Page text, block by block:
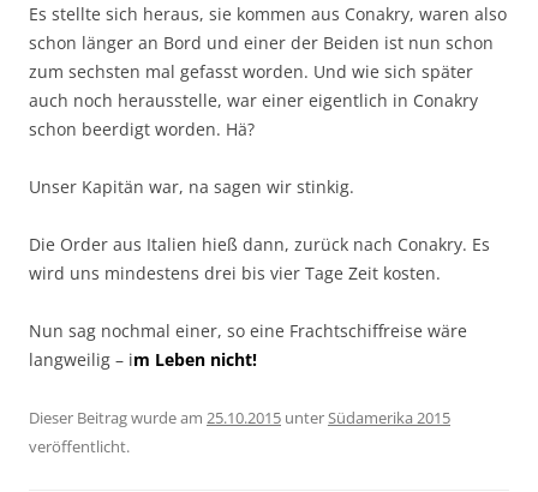
Es stellte sich heraus, sie kommen aus Conakry, waren also
schon länger an Bord und einer der Beiden ist nun schon
zum sechsten mal gefasst worden. Und wie sich später
auch noch herausstelle, war einer eigentlich in Conakry
schon beerdigt worden. Hä?
Unser Kapitän war, na sagen wir stinkig.
Die Order aus Italien hieß dann, zurück nach Conakry. Es
wird uns mindestens drei bis vier Tage Zeit kosten.
Nun sag nochmal einer, so eine Frachtschiffreise wäre
langweilig – im Leben nicht!
Dieser Beitrag wurde am 25.10.2015 unterSüdamerika 2015
veröffentlicht.